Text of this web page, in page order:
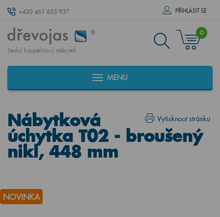
+420 461 653 937 PŘÍHLÁSIT SE
český koupelnový nábytek
0
MENU
Vytisknout stránku
Nábytková
úchytka T02 - broušený
nikl, 448 mm
NOVINKA